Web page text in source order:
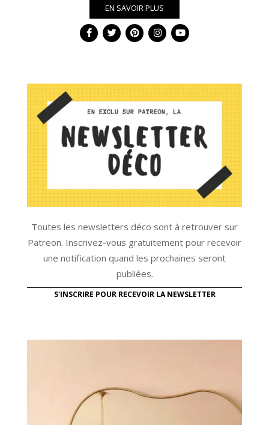
EN SAVOIR PLUS
Toutes les newsletters déco sont à retrouver sur
Patreon. Inscrivez-vous gratuitement pour recevoir
une notification quand les prochaines seront
publiées.
S'INSCRIRE POUR RECEVOIR LA NEWSLETTER